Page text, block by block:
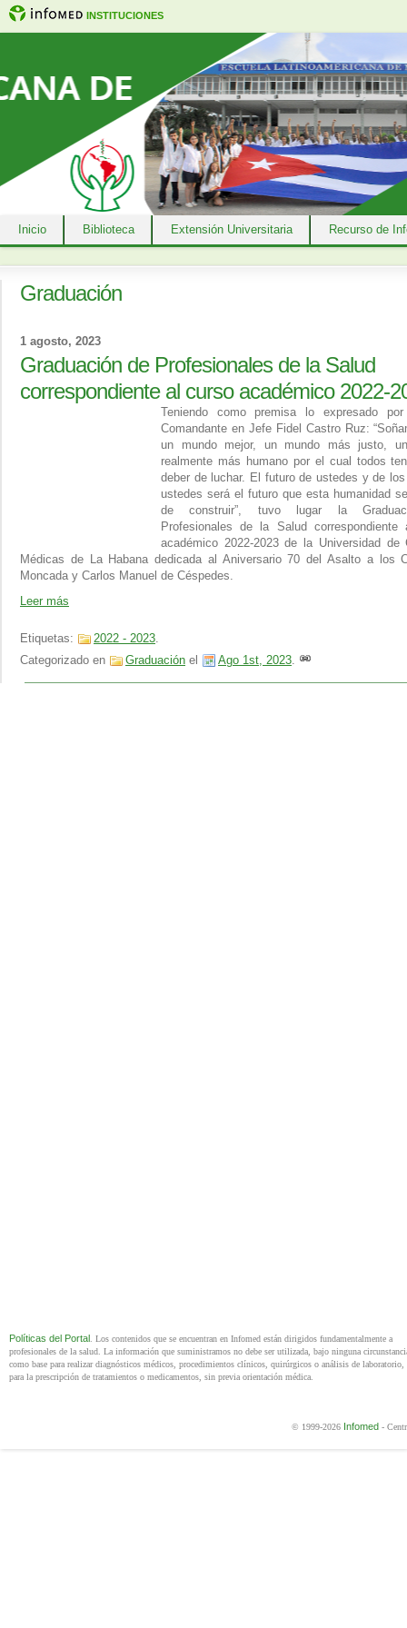
INSTITUCIONES
Inicio Biblioteca Extensión Universitaria Recurso de
Graduación
1 agosto, 2023
Graduación de Profesionales de la Salud
correspondiente al curso académico 2022-
Teniendo como premisa lo expresado por
Comandante en Jefe Fidel Castro Ruz:
un mundo mejor, un mundo más justo,
realmente más humano por el cual todos
deber de luchar. El futuro de ustedes y de
ustedes será el futuro que esta humanidad
de construir”, tuvo lugar la
Profesionales de la Salud correspondiente
académico 2022-2023 de la Universidad de
Médicas de La Habana dedicada al Aniversario 70 del Asalto a los
Moncada y Carlos Manuel de Céspedes.
Leer más
Etiquetas: 2022 - 2023.
Categorizado en
Graduación el Ago 1st, 2023.
Políticas del Portal . Los contenidos que se encuentran en Infomed están dirigidos fundamentalmente a
profesionales de la salud. La información que suministramos no debe ser utilizada, bajo ninguna
como base para realizar diagnósticos médicos, procedimientos clínicos, quirúrgicos o análisis de laboratorio,
para la prescripción de tratamientos o medicamentos, sin previa orientación médica.
© 1999-2026 Infomed -